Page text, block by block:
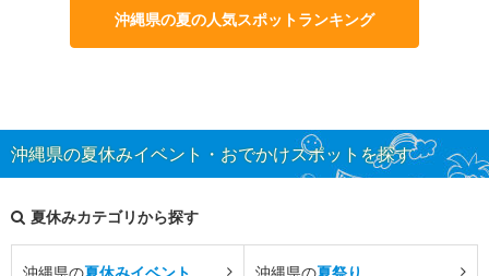
沖縄県の夏の人気スポットランキング
沖縄県の夏休みイベント・おでかけスポットを探す
夏休みカテゴリから探す
沖縄県の夏休みイベント 沖縄県の夏祭り